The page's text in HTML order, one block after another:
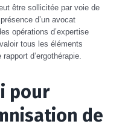
être sollicitée par voie de
d’un avocat
opérations d’expertise
tous les éléments
d’ergothérapie.
pour
de